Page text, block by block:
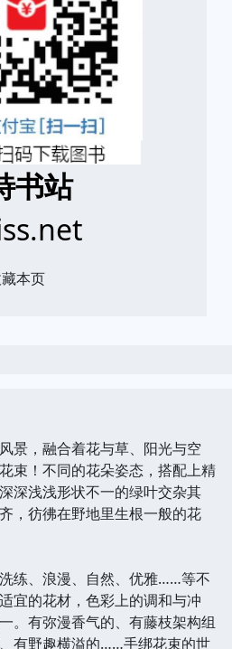
书站
本页
景，融合着花与草、阳光与空
束！不同的花朵姿态，搭配上精
深浅浅形状不一的绿叶交杂其
，彷彿在野地里生根一般的花
、浪漫、自然、优雅……等不
宜的花材，色彩上的调和与冲
。有弥漫香气的、有藤枝架构组
有野趣横溢的……手绑花束的世